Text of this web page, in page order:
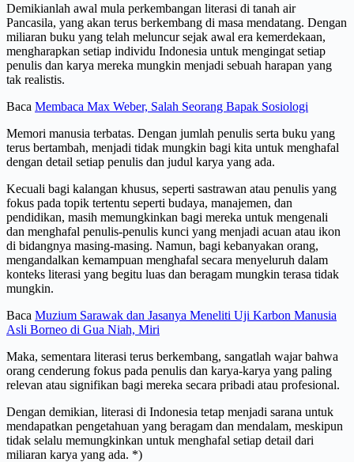
Demikianlah awal mula perkembangan literasi di tanah air
Pancasila, yang akan terus berkembang di masa mendatang. Dengan
miliaran buku yang telah meluncur sejak awal era kemerdekaan,
mengharapkan setiap individu Indonesia untuk mengingat setiap
penulis dan karya mereka mungkin menjadi sebuah harapan yang
tak realistis.
Baca Membaca Max Weber, Salah Seorang Bapak Sosiologi
Memori manusia terbatas. Dengan jumlah penulis serta buku yang
terus bertambah, menjadi tidak mungkin bagi kita untuk menghafal
dengan detail setiap penulis dan judul karya yang ada.
Kecuali bagi kalangan khusus, seperti sastrawan atau penulis yang
fokus pada topik tertentu seperti budaya, manajemen, dan
pendidikan, masih memungkinkan bagi mereka untuk mengenali
dan menghafal penulis-penulis kunci yang menjadi acuan atau ikon
di bidangnya masing-masing. Namun, bagi kebanyakan orang,
mengandalkan kemampuan menghafal secara menyeluruh dalam
konteks literasi yang begitu luas dan beragam mungkin terasa tidak
mungkin.
Baca Muzium Sarawak dan Jasanya Meneliti Uji Karbon Manusia
Asli Borneo di Gua Niah, Miri
Maka, sementara literasi terus berkembang, sangatlah wajar bahwa
orang cenderung fokus pada penulis dan karya-karya yang paling
relevan atau signifikan bagi mereka secara pribadi atau profesional.
Dengan demikian, literasi di Indonesia tetap menjadi sarana untuk
mendapatkan pengetahuan yang beragam dan mendalam, meskipun
tidak selalu memungkinkan untuk menghafal setiap detail dari
miliaran karya yang ada. *)